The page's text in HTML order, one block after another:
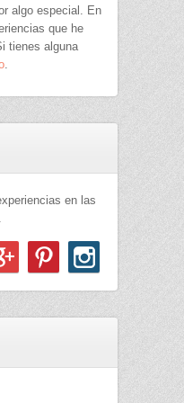
algo especial. En
que he
tienes alguna
en las